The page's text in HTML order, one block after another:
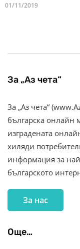
01/11/2019
За „Аз чета“
За „Аз чета“
българска онлайн
изградената
хиляди
информация за
българското
За нас
Още…